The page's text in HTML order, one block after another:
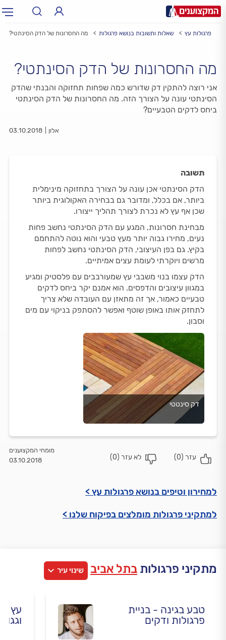
עיר: תל אביב, חיפה…
פרגולות עץ שאלות ותשובות בנושא פרגולות מה החסרונות של הדק הסינתטי?
מה החסרונות של הדק הסינתטי?
אני רוצה להתקין דק שדורש כמה שפחות תחזוקה והבנתי שהדק
הסינתטי עונה על הצורך הזה. מה החסרונות של הדק הסינתטי
ביחס לדקים הטבעיים?
אלון 03.10.2018
תשובה
הדק הסינתטי אכן עונה על הצורך בתחזוקה מינימלית
ביותר, אם בכלל, ומדובר גם בבחירה האקולוגית ביותר
שכן אף עץ לא נכרת לצורך תהליך ייצורו.
מבחינת חסרונות, המגע עם הדק הסינתטי נחשב פחות
נעים, מחירו גבוה יותר מעץ טבעי והוא נוטה להתחמם
בקיץ. גם בפן העיצובי, הדק הסינתטי נחשב לפחות
מרשים ויוקרתי לעומת עצים אמיתיים.
הדק עצמו בנוי משבבי עץ שמעורבבים עם פלסטיק ומגיע
במגוון עיצובים והדפסים. הוא אמנם יקר ביחס לדקים
טבעיים כאמור, אך זה מתאזן עם העובדה שלא צריך
לתחזק אותו באופן שוטף ואפשר להסתפק בניקוי עם מים
וסבון.
דק סינטטי
0
)
0
)
מומחי המקצוענים
03.10.2018
למחירון וטיפים בנושא פרגולות עץ >
למתקיני פרגולות מומלצים בפיקוח שלנו >
מתקיני פרגולות בתל אביב שינוי עיר
טבע בגינה - בניית
פרגולות ודקים
עץ